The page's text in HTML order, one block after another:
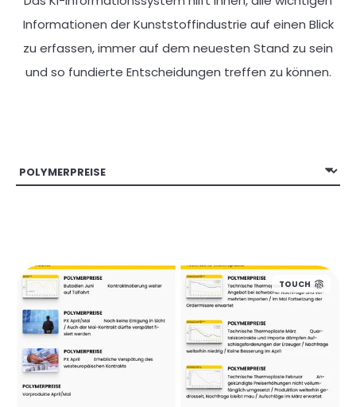
Informationen der Kunststoffindustrie auf einen Blick
zu erfassen, immer auf dem neuesten Stand zu sein
und so fundierte Entscheidungen treffen zu können.
TOUCH